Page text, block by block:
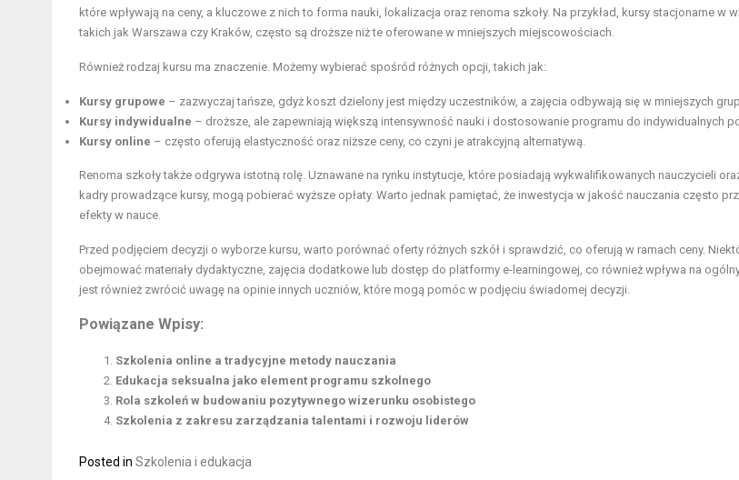
które wpływają na ceny, a kluczowe z nich to forma nauki, lokalizacja oraz renoma szkoły. Na przykład, kursy stacjonarne w
takich jak Warszawa czy Kraków, często są droższe niż te oferowane w mniejszych miejscowościach.
Również rodzaj kursu ma znaczenie. Możemy wybierać spośród różnych opcji, takich jak:
Kursy grupowe – zazwyczaj tańsze, gdyż koszt dzielony jest między uczestników, a zajęcia odbywają się w mniejszych
Kursy indywidualne – droższe, ale zapewniają większą intensywność nauki i dostosowanie programu do indywidualnych
Kursy online – często oferują elastyczność oraz niższe ceny, co czyni je atrakcyjną alternatywą.
Renoma szkoły także odgrywa istotną rolę. Uznawane na rynku instytucje, które posiadają wykwalifikowanych nauczycieli
kadry prowadzące kursy, mogą pobierać wyższe opłaty. Warto jednak pamiętać, że inwestycja w jakość nauczania często
efekty w nauce.
Przed podjęciem decyzji o wyborze kursu, warto porównać oferty różnych szkół i sprawdzić, co oferują w ramach ceny.
obejmować materiały dydaktyczne, zajęcia dodatkowe lub dostęp do platformy e-learningowej, co również wpływa na
jest również zwrócić uwagę na opinie innych uczniów, które mogą pomóc w podjęciu świadomej decyzji.
Powiązane Wpisy:
Szkolenia online a tradycyjne metody nauczania
Edukacja seksualna jako element programu szkolnego
Rola szkoleń w budowaniu pozytywnego wizerunku osobistego
Szkolenia z zakresu zarządzania talentami i rozwoju liderów
Posted in Szkolenia i edukacja